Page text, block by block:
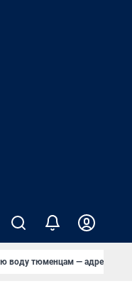
воду тюменцам — адреса